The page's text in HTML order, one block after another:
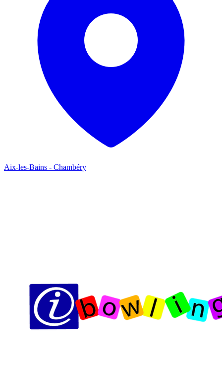
Aix-les-Bains - Chambéry